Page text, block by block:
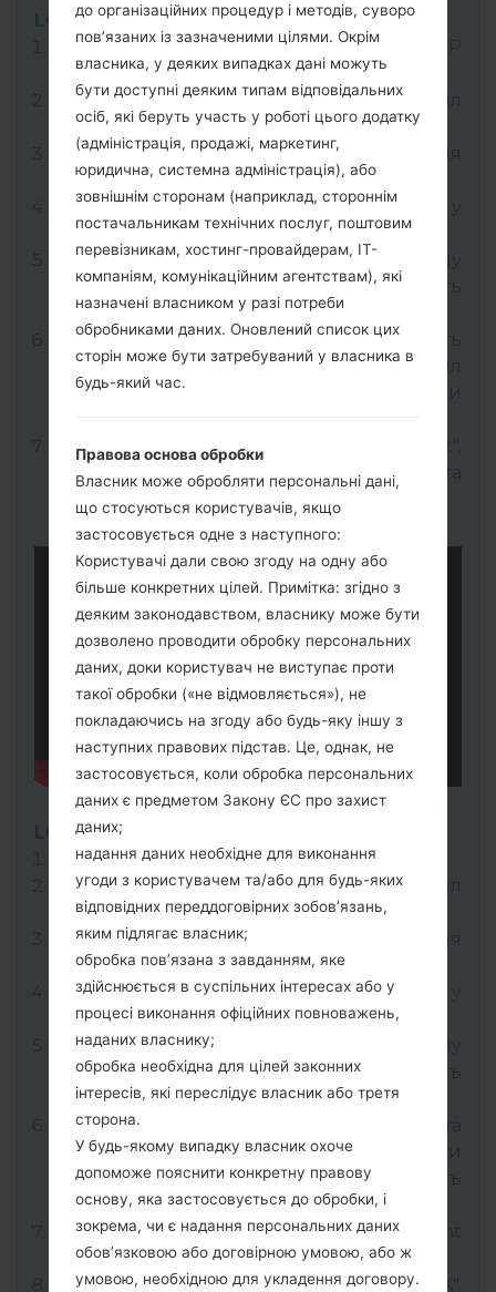
LG UP
Завантажте на свій ПК: LG UP 1.14or
1.16.
Далі завантажте та розпакуйте файл
прошивки KDZ.
LG використовує формат KDZ для
публікації офіційних версій прошивок.
Тепер вимкніть пристрій і увійдіть у
"Download" режим.
Для цього натисніть і утримуйте клавішу
збільшення гучності, а потім підключіть
USB-кабель.
Відкрийте програму LG UP та виберіть
"Upgrade" далі оберіть потрібний файл
прошивки KDZ (Вибрати файл прошивки
Для завершення процесу натисніть "Start".
Ваш телефон перезапуститься та
відєднається від ПК.
LG Flash Tool 2014
Завантажте на свій ПК: LG Flash Tool 2014
Далі завантажте та розпакуйте файл
прошивки KDZ.
LG використовує формат KDZ для
публікації офіційних версій прошивок.
Тепер вимкніть пристрій і увійдіть у
"Download" режим.
Для цього натисніть і утримуйте клавішу
збільшення гучності, а потім підключіть
USB-кабель.
Відкрийте програму LG Flash Tool 2014 та
виберіть файл прошивки KDZ (Вибрати
файл прошивки KDZ тут), далі оберіть
"CDMA" та натисніть "CSE Flash".
У наступному меню виберіть "Different
Country" та "English".
Для завершення процесу натисніть "OK".
до організаційних процедур і методів, суворо
пов’язаних із зазначеними цілями. Окрім
власника, у деяких випадках дані можуть
бути доступні деяким типам відповідальних
осіб, які беруть участь у роботі цього додатку
(адміністрація, продажі, маркетинг,
юридична, системна адміністрація), або
зовнішнім сторонам (наприклад, стороннім
постачальникам технічних послуг, поштовим
перевізникам, хостинг-провайдерам, ІТ-
компаніям, комунікаційним агентствам), які
назначені власником у разі потреби
обробниками даних. Оновлений список цих
сторін може бути затребуваний у власника в
будь-який час.
Правова основа обробки
Власник може обробляти персональні дані,
що стосуються користувачів, якщо
застосовується одне з наступного:
Користувачі дали свою згоду на одну або
більше конкретних цілей. Примітка: згідно з
деяким законодавством, власнику може бути
дозволено проводити обробку персональних
даних, доки користувач не виступає проти
такої обробки («не відмовляється»), не
покладаючись на згоду або будь-яку іншу з
наступних правових підстав. Це, однак, не
застосовується, коли обробка персональних
даних є предметом Закону ЄС про захист
даних;
надання даних необхідне для виконання
угоди з користувачем та/або для будь-яких
відповідних переддоговірних зобов’язань,
яким підлягає власник;
обробка пов’язана з завданням, яке
здійснюється в суспільних інтересах або у
процесі виконання офіційних повноважень,
наданих власнику;
обробка необхідна для цілей законних
інтересів, які переслідує власник або третя
сторона.
У будь-якому випадку власник охоче
допоможе пояснити конкретну правову
основу, яка застосовується до обробки, і
зокрема, чи є надання персональних даних
обов’язковою або договірною умовою, або ж
умовою, необхідною для укладення договору.